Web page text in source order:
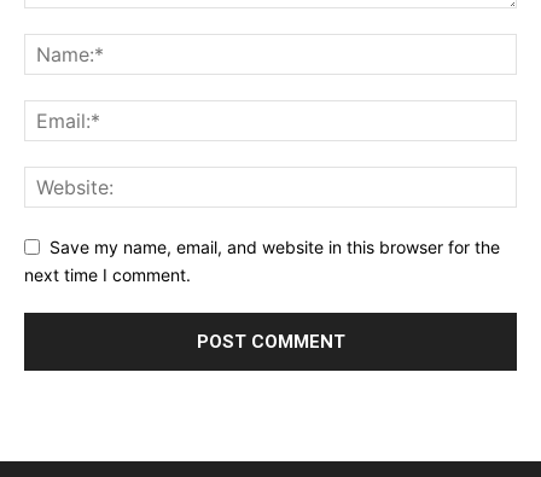
Save my name, email, and website in this browser for the
next time I comment.